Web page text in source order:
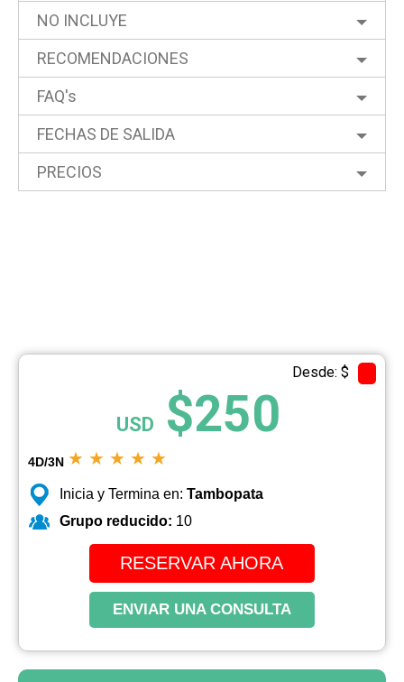
NO INCLUYE
RECOMENDACIONES
FAQ's
FECHAS DE SALIDA
PRECIOS
Desde: $
USD $250
4D/3N ★ ★ ★ ★ ★
Inicia y Termina en: Tambopata
Grupo reducido: 10
RESERVAR AHORA
ENVIAR UNA CONSULTA